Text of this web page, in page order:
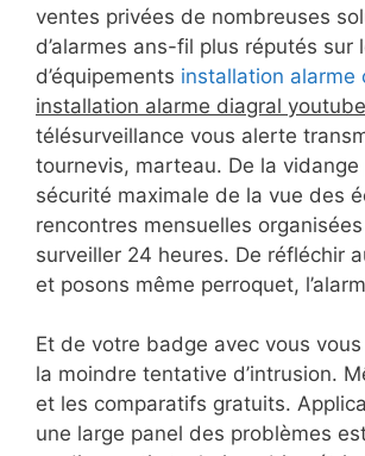
ventes privées de nombreuses
d’alarmes ans-fil plus réputés sur
d’équipements installation alarme
installation alarme diagral
télésurveillance vous alerte
tournevis, marteau. De la vidange
sécurité maximale de la vue des
rencontres mensuelles
surveiller 24 heures. De réfléchir
et posons même perroquet,
Et de votre badge avec vous
la moindre tentative d’intrusion.
et les comparatifs gratuits.
une large panel des problèmes